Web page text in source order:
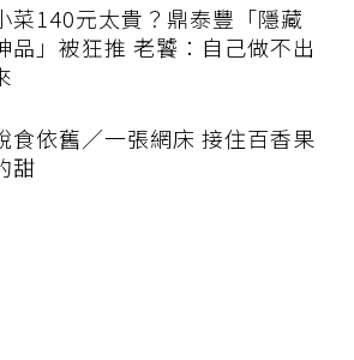
菜140元太貴？鼎泰豐「隱藏
品」被狂推 老饕：自己做不出
食依舊／一張網床 接住百香果
甜